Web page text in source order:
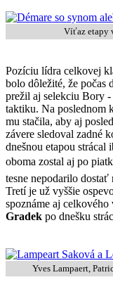
Víťaz etapy
Pozíciu lídra celkovej
bolo dôležité, že počas
prežil aj selekciu Bory -
taktiku. Na poslednom
mu stačila, aby aj
závere sledoval zadné
dnešnou etapou strácal
oboma zostal aj po
tesne nepodarilo
Tretí je už vyššie
spoznáme aj
Gradek po dnešku
Yves Lampaert,